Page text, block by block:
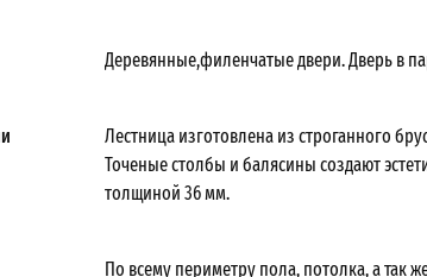
Деревянные,филенчатые двери. Дверь в
Лестница изготовлена из строганного
Точеные столбы и балясины создают
толщиной 36 мм.
По всему периметру пола, потолка, а так